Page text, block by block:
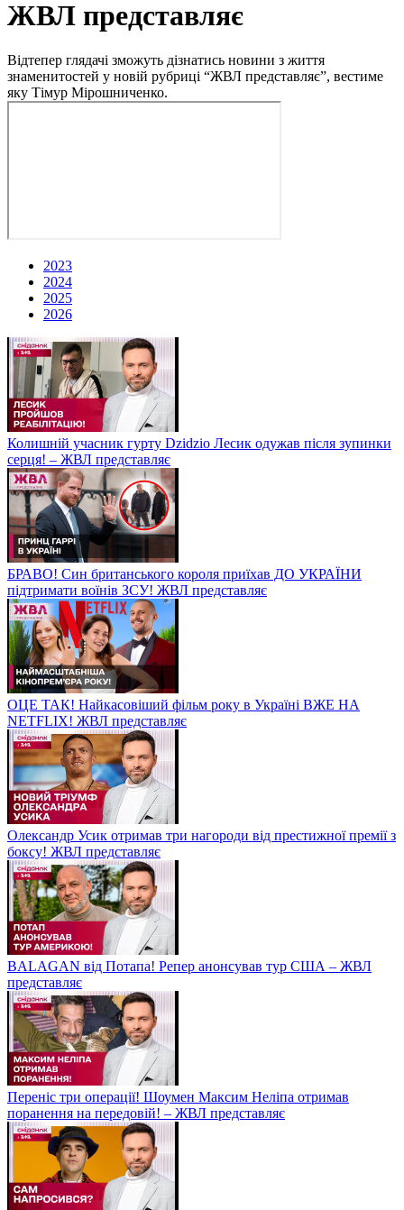
ЖВЛ представляє
Відтепер глядачі зможуть дізнатись новини з життя
знаменитостей у новій рубриці “ЖВЛ представляє”, вестиме
яку Тімур Мірошниченко.
2023
2024
2025
2026
Колишній учасник гурту Dzidzio Лесик одужав після зупинки
серця! – ЖВЛ представляє
БРАВО! Син британського короля приїхав ДО УКРАЇНИ
підтримати воїнів ЗСУ! ЖВЛ представляє
ОЦЕ ТАК! Найкасовіший фільм року в Україні ВЖЕ НА
NETFLIX! ЖВЛ представляє
Олександр Усик отримав три нагороди від престижної премії з
боксу! ЖВЛ представляє
BALAGAN від Потапа! Репер анонсував тур США – ЖВЛ
представляє
Переніс три операції! Шоумен Максим Неліпа отримав
поранення на передовій! – ЖВЛ представляє